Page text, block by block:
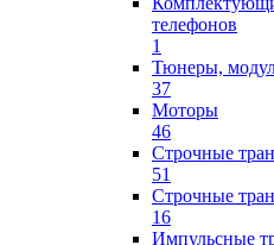
телефонов
1
Тюнеры,
37
Моторы
46
Строчные
51
Строчные
16
Импульсные